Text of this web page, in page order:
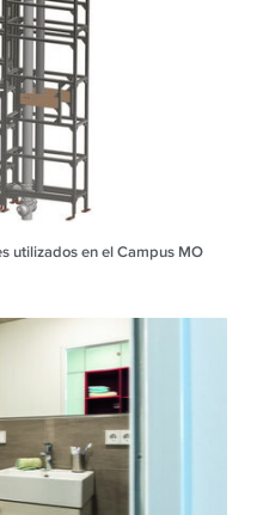
utilizados en el Campus MO